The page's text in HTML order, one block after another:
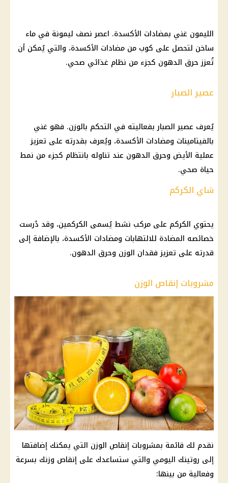
الليمون غني بمضادات الأكسدة. اعصر نصف ليمونة في ماء
ساخن لتحصل على كوب من مضادات الأكسدة، والتي يُمكن أن
تُعزز حرق الدهون كجزء من نظام غذائي صحي.
عصير الصبار
يُعرف عصير الصبار بفعاليته في التحكم بالوزن. فهو غني
بالفيتامينات ومضادات الأكسدة، ويُعرف بقدرته على تعزيز
عملية الأيض وحرق الدهون عند تناوله بانتظام كجزء من نمط
حياة صحي.
شاي الكركم
يحتوي الكركم على مركب نشط يُسمى الكركمين، وقد دُرست
خصائصه المضادة للالتهابات ومضادات الأكسدة، بالإضافة إلى
قدرته على تعزيز فقدان الوزن وحرق الدهون.
مشروبات إنقاص الوزن
نقدم لك قائمة بمشروبات إنقاص الوزن التي يمكنك إضافتها
إلى روتينك اليومي والتي ستساعدك على إنقاص وزنك بسرعة
وفعالية من بينها: